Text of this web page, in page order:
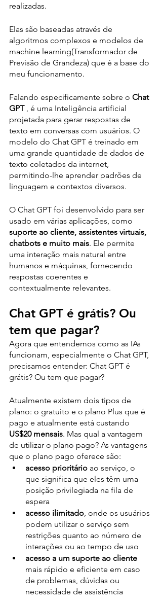
realizadas.
Elas são baseadas através de
algoritmos complexos e modelos de
machine learning(Transformador de
Previsão de Grandeza) que é a base do
meu funcionamento.
Falando especificamente sobre o Chat
GPT , é uma Inteligência artificial
projetada para gerar respostas de
texto em conversas com usuários. O
modelo do Chat GPT é treinado em
uma grande quantidade de dados de
texto coletados da internet,
permitindo-lhe aprender padrões de
linguagem e contextos diversos.
O Chat GPT foi desenvolvido para ser
usado em várias aplicações, como
suporte ao cliente, assistentes virtuais,
chatbots e muito mais. Ele permite
uma interação mais natural entre
humanos e máquinas, fornecendo
respostas coerentes e
contextualmente relevantes.
Chat GPT é grátis? Ou
tem que pagar?
Agora que entendemos como as IAs
funcionam, especialmente o Chat GPT,
precisamos entender: Chat GPT é
grátis? Ou tem que pagar?
Atualmente existem dois tipos de
plano: o gratuito e o plano Plus que é
pago e atualmente está custando
US$20 mensais. Mas qual a vantagem
de utilizar o plano pago? As vantagens
que o plano pago oferece são:
acesso prioritário ao serviço, o
que significa que eles têm uma
posição privilegiada na fila de
espera
acesso ilimitado, onde os usuários
podem utilizar o serviço sem
restrições quanto ao número de
interações ou ao tempo de uso
acesso a um suporte ao cliente
mais rápido e eficiente em caso
de problemas, dúvidas ou
necessidade de assistência